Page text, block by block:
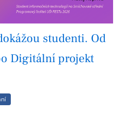
studenti. Od
Digitální projekt